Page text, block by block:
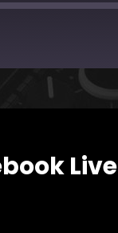
Live